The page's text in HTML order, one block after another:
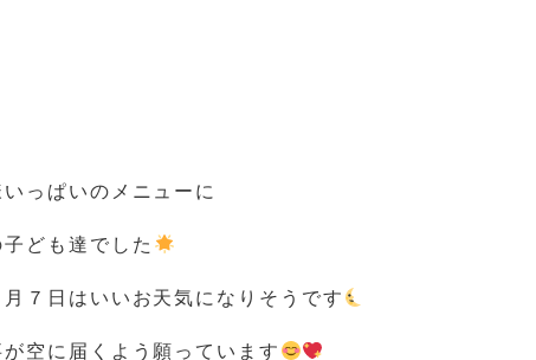
っぱいのメニューに
ども達でした
７日はいいお天気になりそうです
空に届くよう願っています